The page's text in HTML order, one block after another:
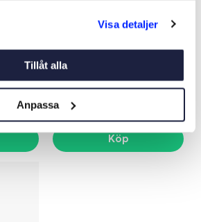
Visa detaljer
Tillåt alla
Anpassa
TEN STANDARD 35L
Köp